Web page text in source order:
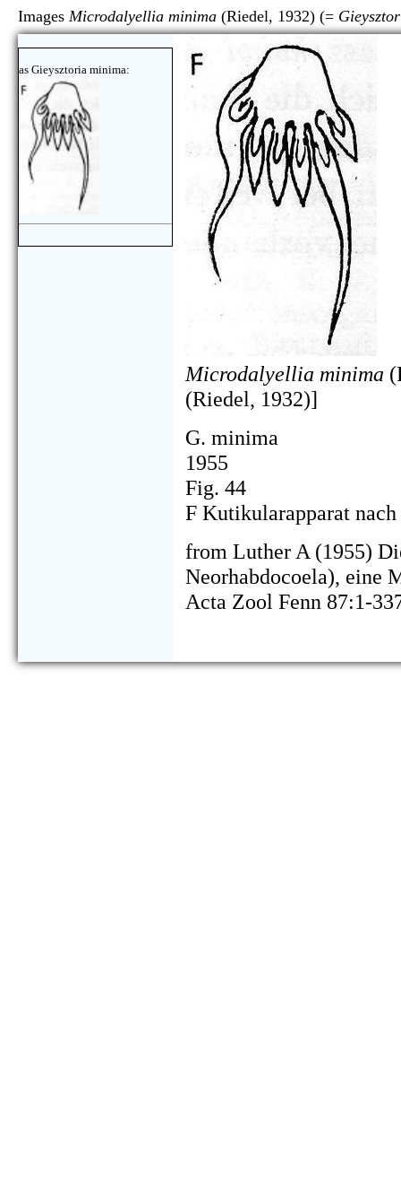
Images Microdalyellia minima (Riedel, 1932) (=
as Gieysztoria minima:
Microdalyellia minima
(Riedel, 1932)]
G. minima
1955
Fig. 44
F Kutikularapparat
from Luther A (1955)
Neorhabdocoela), eine
Acta Zool Fenn 87:1-